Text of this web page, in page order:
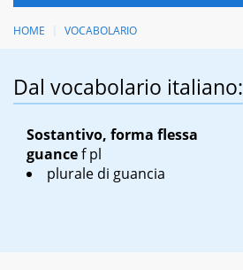
HOME VOCABOLARIO
Dal vocabolario italiano:
Sostantivo, forma flessa
guancef pl
plurale di guancia